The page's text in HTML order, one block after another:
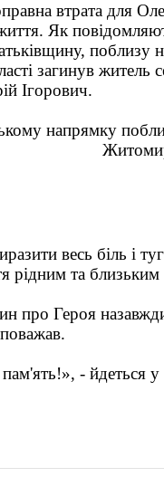
втрата для
Як
поблизу
загинув
Ігорович.
весь біль і
рідним та
про Героя
пам'ять!», - йдеться